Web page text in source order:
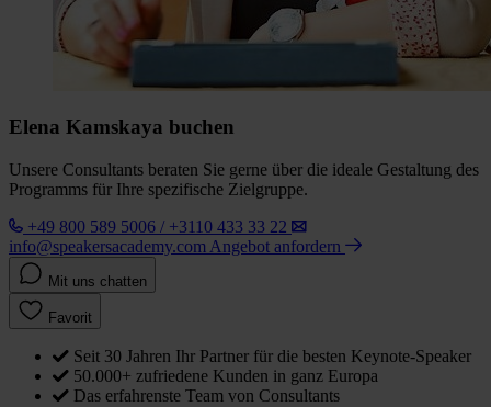
Elena Kamskaya buchen
Unsere Consultants beraten Sie gerne über die ideale Gestaltung des
Programms für Ihre spezifische Zielgruppe.
+49 800 589 5006 / +3110 433 33 22
info@speakersacademy.com Angebot anfordern
Mit uns chatten
Favorit
Seit 30 Jahren Ihr Partner für die besten Keynote-Speaker
50.000+ zufriedene Kunden in ganz Europa
Das erfahrenste Team von Consultants